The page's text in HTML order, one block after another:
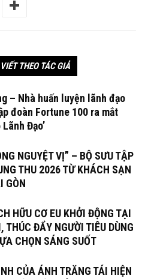
THEO TÁC GIẢ
– Nhà huấn luyện lãnh đạo
đoàn Fortune 100 ra mắt
Đạo’
NGUYỆT VỊ” – BỘ SƯU TẬP
THU 2026 TỪ KHÁCH SẠN
GÒN
HỮU CƠ EU KHỞI ĐỘNG TẠI
THÚC ĐẨY NGƯỜI TIÊU DÙNG
CHỌN SÁNG SUỐT
CỦA ÁNH TRĂNG TÁI HIỆN